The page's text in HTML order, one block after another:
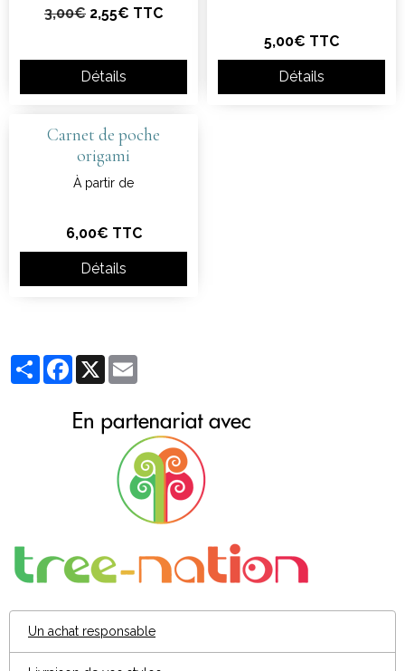
3,00€ 2,55€ TTC
Détails
5,00€ TTC
Détails
Carnet de poche
origami
À partir de
6,00€ TTC
Détails
PartagerFacebook
X
Un achat responsable